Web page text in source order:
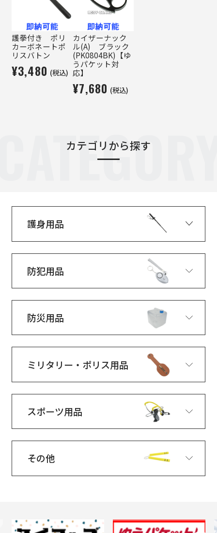
護拳付き ポリ
カーボネートポ
リスバトン
¥3,480 (税込)
カイザーナック
ル(A) ブラック
(PK0804BK)【ゆ
うパケット対
応】
¥7,680 (税込)
カテゴリから探す
護身用品
防犯用品
防災用品
ミリタリー・ポリス用品
スポーツ用品
その他